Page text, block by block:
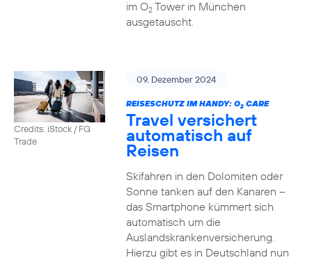
im O2Tower in München
ausgetauscht.
Credits: iStock / FG
Trade
09. Dezember 2024
REISESCHUTZ IM HANDY: O2CARE
Travel versichert
automatisch auf
Reisen
Skifahren in den Dolomiten oder
Sonne tanken auf den Kanaren –
das Smartphone kümmert sich
automatisch um die
Auslandskrankenversicherung.
Hierzu gibt es in Deutschland nun